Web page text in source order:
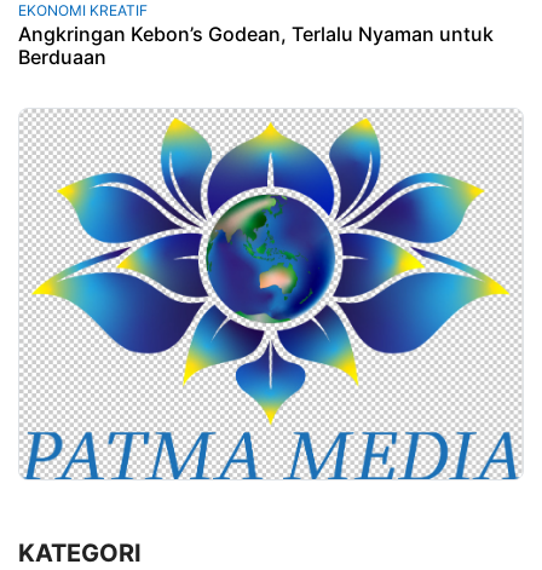
EKONOMI KREATIF
Angkringan Kebon’s Godean, Terlalu Nyaman untuk
Berduaan
KATEGORI